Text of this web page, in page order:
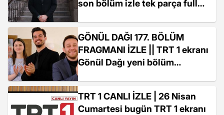
son bölüm izle tek parça full
GÖNÜL DAĞI 177. BÖLÜM
FRAGMANI İZLE || TRT 1 ekranı
Gönül Dağı yeni bölüm
oldu?
TRT 1 CANLI İZLE | 26 Nisan
Cumartesi bugün TRT 1 ekranı